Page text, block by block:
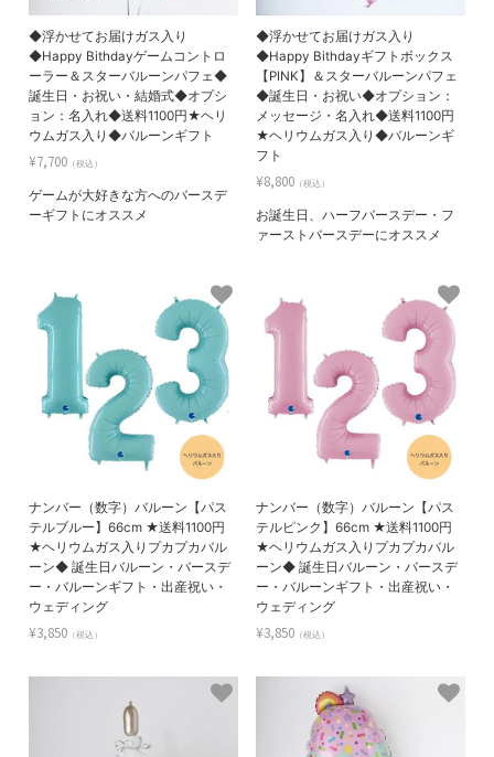
◆浮かせてお届けガス入り
◆Happy Bithdayゲームコントロ
ーラー＆スターバルーンパフェ◆
誕生日・お祝い・結婚式◆オプシ
ョン：名入れ◆送料1100円★ヘリ
ウムガス入り◆バルーンギフト
¥7,700 （税込）
ゲームが大好きな方へのバースデ
ーギフトにオススメ
◆浮かせてお届けガス入り
◆Happy Bithdayギフトボックス
【PINK】＆スターバルーンパフェ
◆誕生日・お祝い◆オプション：
メッセージ・名入れ◆送料1100円
★ヘリウムガス入り◆バルーンギ
フト
¥8,800 （税込）
お誕生日、ハーフバースデー・フ
ァーストバースデーにオススメ
ナンバー（数字）バルーン【パス
テルブルー】66cm ★送料1100円
★ヘリウムガス入りプカプカバル
ーン◆ 誕生日バルーン・バースデ
ー・バルーンギフト・出産祝い・
ウェディング
¥3,850 （税込）
ナンバー（数字）バルーン【パス
テルピンク】66cm ★送料1100円
★ヘリウムガス入りプカプカバル
ーン◆ 誕生日バルーン・バースデ
ー・バルーンギフト・出産祝い・
ウェディング
¥3,850 （税込）